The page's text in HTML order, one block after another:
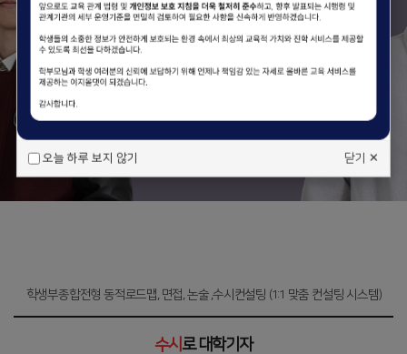
오늘 하루 보지 않기 닫기 ✕
학생부종합전형 동적로드맵, 면접, 논술 ,수시컨설팅 (1:1 맞춤 컨설팅 시스템)
수시 로 대학기자